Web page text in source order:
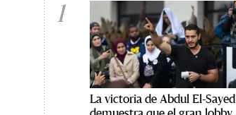
1
La victoria de Abdul El-Sayed